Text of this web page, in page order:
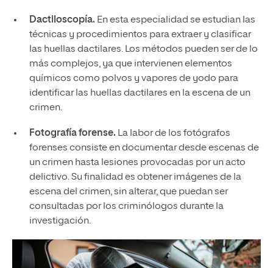
Dactiloscopía. En esta especialidad se estudian las
técnicas y procedimientos para extraer y clasificar
las huellas dactilares. Los métodos pueden ser de lo
más complejos, ya que intervienen elementos
químicos como polvos y vapores de yodo para
identificar las huellas dactilares en la escena de un
crimen.
Fotografía forense. La labor de los fotógrafos
forenses consiste en documentar desde escenas de
un crimen hasta lesiones provocadas por un acto
delictivo. Su finalidad es obtener imágenes de la
escena del crimen, sin alterar, que puedan ser
consultadas por los criminólogos durante la
investigación.